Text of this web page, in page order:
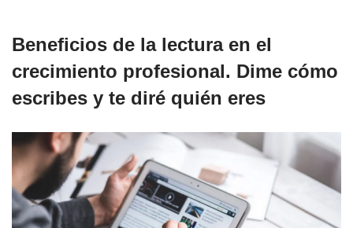
Beneficios de la lectura en el
crecimiento profesional. Dime cómo
escribes y te diré quién eres